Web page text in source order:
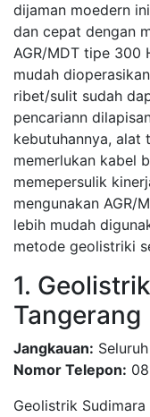
dijaman moedern
dan cepat dengan
AGR/MDT tipe 300
mudah
ribet/sulit sudah
pencariann
kebutuhannya, alat
memerlukan kabel
memepersulik
mengunakan AGR/
lebih mudah
metode geolistriki
1.
Tangerang
Jangkauan:
Nomor Telepon:
Geolistrik